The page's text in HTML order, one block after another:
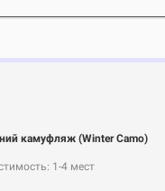
камуфляж (Winter Camo)
1-4 мест